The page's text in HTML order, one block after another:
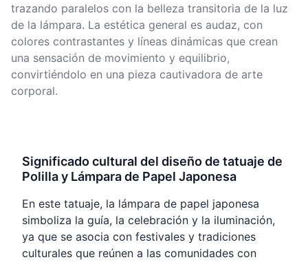
trazando paralelos con la belleza transitoria de la luz
de la lámpara. La estética general es audaz, con
colores contrastantes y líneas dinámicas que crean
una sensación de movimiento y equilibrio,
convirtiéndolo en una pieza cautivadora de arte
corporal.
Significado cultural del diseño de tatuaje de
Polilla y Lámpara de Papel Japonesa
En este tatuaje, la lámpara de papel japonesa
simboliza la guía, la celebración y la iluminación,
ya que se asocia con festivales y tradiciones
culturales que reúnen a las comunidades con